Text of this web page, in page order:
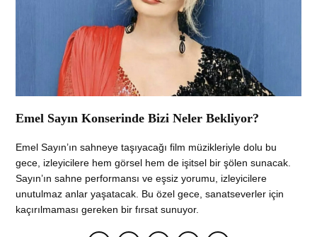
Emel Sayın Konserinde Bizi Neler Bekliyor?
Emel Sayın’ın sahneye taşıyacağı film müzikleriyle dolu bu
gece, izleyicilere hem görsel hem de işitsel bir şölen sunacak.
Sayın’ın sahne performansı ve eşsiz yorumu, izleyicilere
unutulmaz anlar yaşatacak. Bu özel gece, sanatseverler için
kaçırılmaması gereken bir fırsat sunuyor.